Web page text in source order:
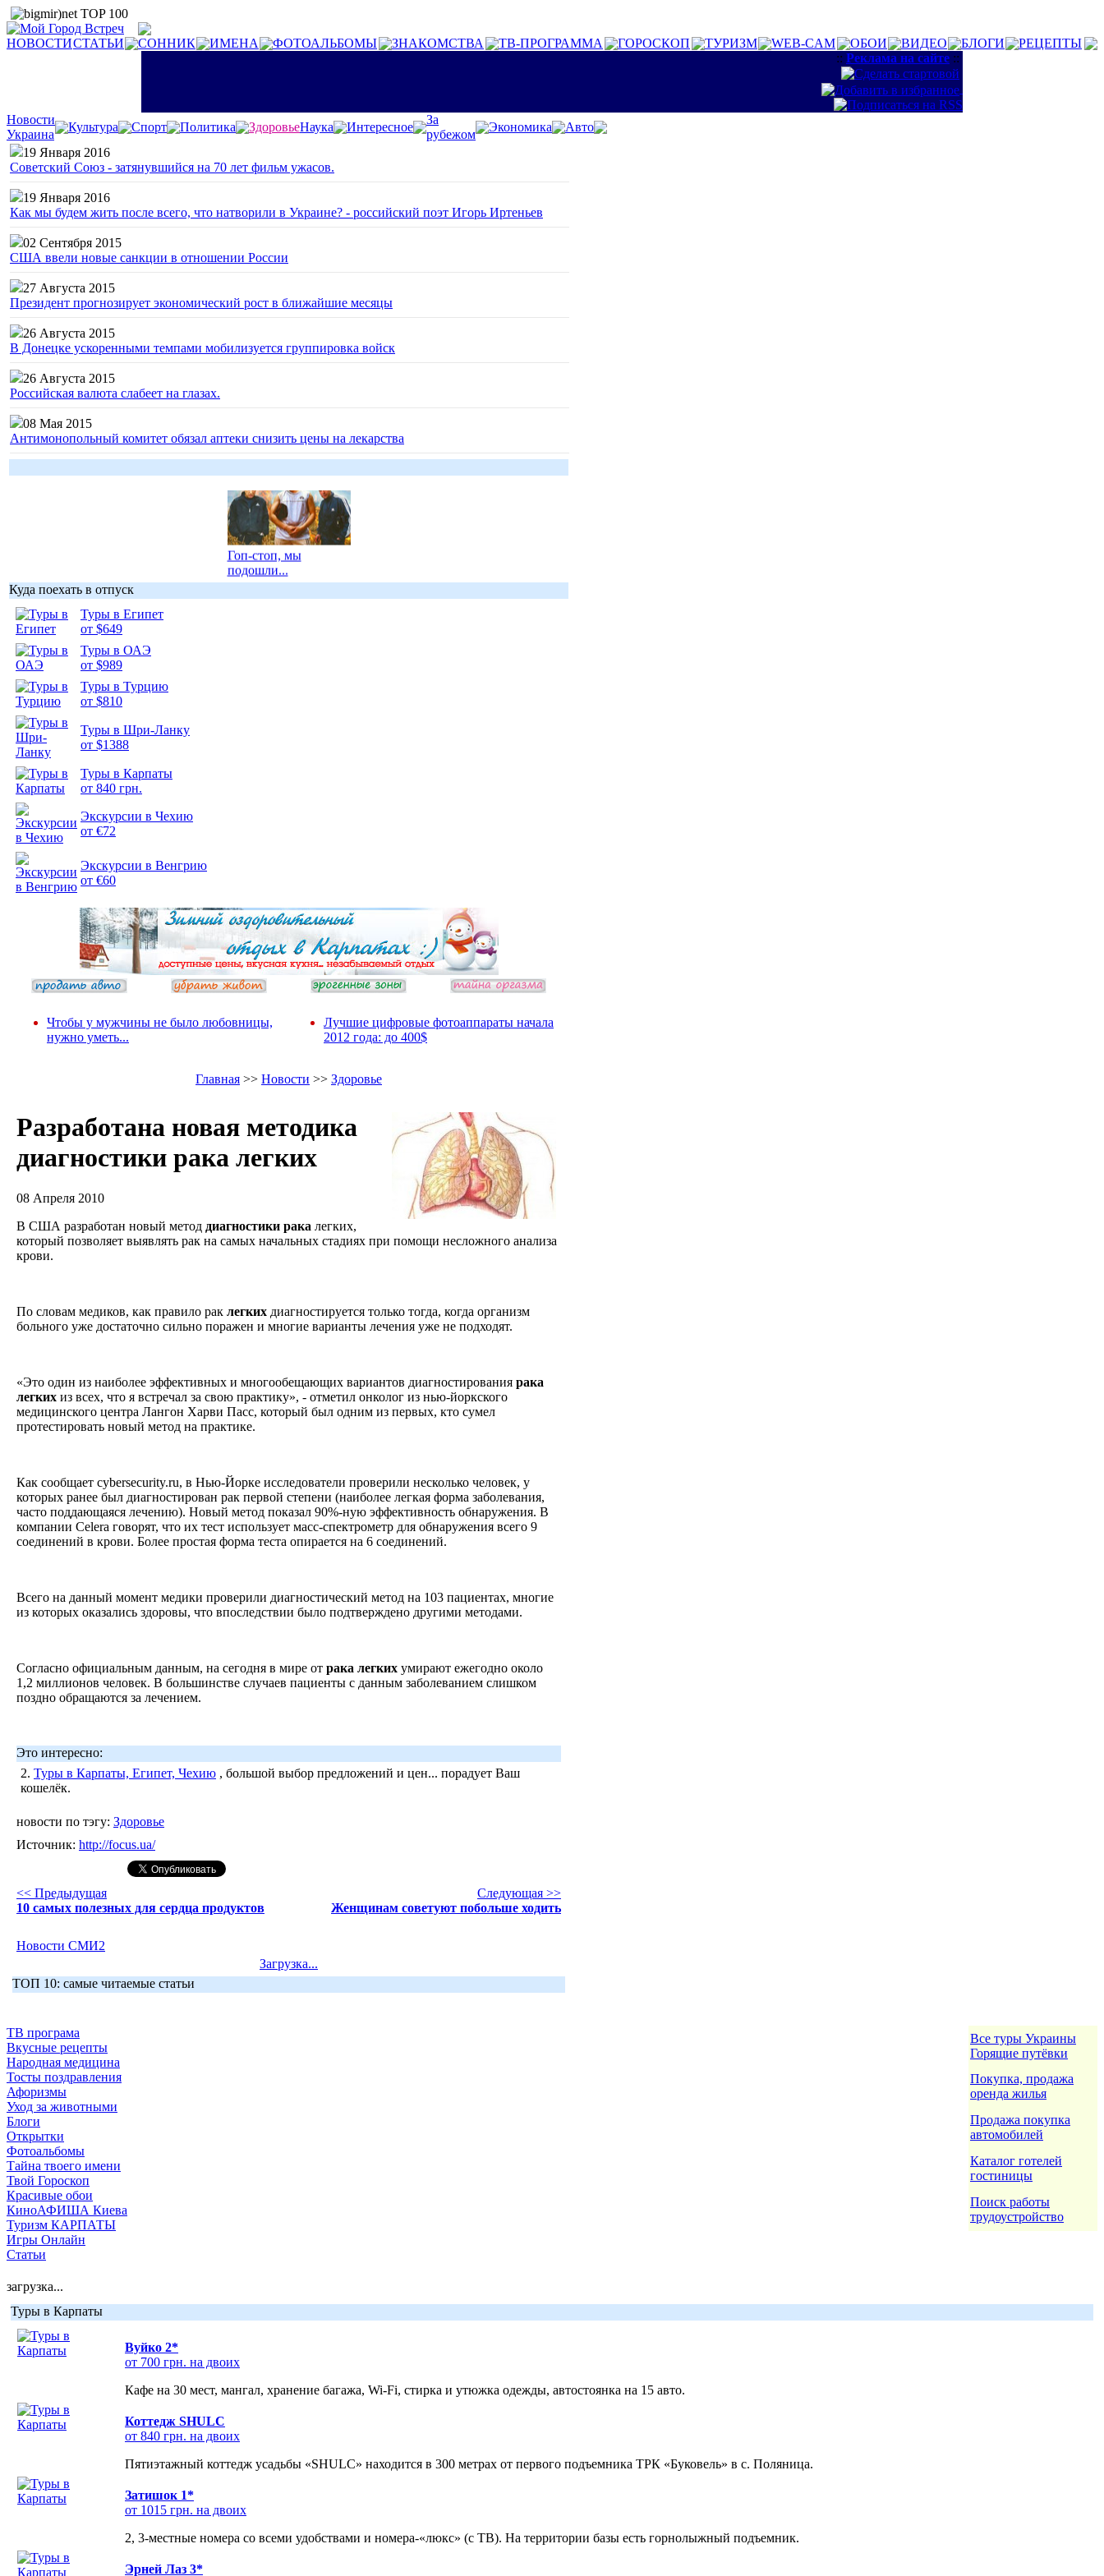
НОВОСТИСТАТЬИ СОННИК ИМЕНА ФОТОАЛЬБОМЫ ЗНАКОМСТВА ТВ-ПРОГРАММА ГОРОСКОП ТУРИЗМ WEB-CAM ОБОИ ВИДЕО БЛОГИ
РЕЦЕПТЫ
:: Реклама на сайте ::
Новости
Украина
Культура Спорт Политика ЗдоровьеНаука Интересное
За
рубежом
Экономика
Авто
19 Января 2016
Советский Союз - затянувшийся на 70 лет фильм ужасов.
19 Января 2016
Как мы будем жить после всего, что натворили в Украине? - российский поэт Игорь Иртеньев
02 Сентября 2015
США ввели новые санкции в отношении России
27 Августа 2015
Президент прогнозирует экономический рост в ближайшие месяцы
26 Августа 2015
В Донецке ускоренными темпами мобилизуется группировка войск
26 Августа 2015
Российская валюта слабеет на глазах.
08 Мая 2015
Антимонопольный комитет обязал аптеки снизить цены на лекарства
Гоп-стоп, мы
подошли...
Куда поехать в отпуск
Туры в Египет
от $649
Туры в ОАЭ
от $989
Туры в Турцию
от $810
Туры в Шри-Ланку
от $1388
Туры в Карпаты
от 840 грн.
Экскурсии в Чехию
от €72
Экскурсии в Венгрию
от €60
Чтобы у мужчины не было любовницы,
нужно уметь...
Лучшие цифровые фотоаппараты начала
2012 года: до 400$
Главная >> Новости >> Здоровье
Разработана новая методика
диагностики рака легких
08 Апреля 2010
В США разработан новый метод диагностики рака легких,
который позволяет выявлять рак на самых начальных стадиях при помощи несложного анализа
крови.
По словам медиков, как правило рак легких диагностируется только тогда, когда организм
больного уже достаточно сильно поражен и многие варианты лечения уже не подходят.
«Это один из наиболее эффективных и многообещающих вариантов диагностирования рака
легких из всех, что я встречал за свою практику», - отметил онколог из нью-йоркского
медицинского центра Лангон Харви Пасс, который был одним из первых, кто сумел
протестировать новый метод на практике.
Как сообщает cybersecurity.ru, в Нью-Йорке исследователи проверили несколько человек, у
которых ранее был диагностирован рак первой степени (наиболее легкая форма заболевания,
часто поддающаяся лечению). Новый метод показал 90%-ную эффективность обнаружения. В
компании Celera говорят, что их тест использует масс-спектрометр для обнаружения всего 9
соединений в крови. Более простая форма теста опирается на 6 соединений.
Всего на данный момент медики проверили диагностический метод на 103 пациентах, многие
из которых оказались здоровы, что впоследствии было подтверждено другими методами.
Согласно официальным данным, на сегодня в мире от рака легких умирают ежегодно около
1,2 миллионов человек. В большинстве случаев пациенты с данным заболеванием слишком
поздно обращаются за лечением.
Это интересно:
2. Туры в Карпаты, Египет, Чехию , большой выбор предложений и цен... порадует Ваш
кошелёк.
новости по тэгу: Здоровье
Источник: http://focus.ua/
<< Предыдущая
10 самых полезных для сердца продуктов
Следующая >>
Женщинам советуют побольше ходить
Новости СМИ2
Загрузка...
ТОП 10: самые читаемые статьи
ТВ програма
Вкусные рецепты
Народная медицина
Тосты поздравления
Афоризмы
Уход за животными
Блоги
Открытки
Фотоальбомы
Тайна твоего имени
Твой Гороскоп
Красивые обои
КиноАФИША Киева
Туризм КАРПАТЫ
Игры Онлайн
Статьи
Все туры Украины
Горящие путёвки
Покупка, продажа
оренда жилья
Продажа покупка
автомобилей
Каталог готелей
гостиницы
Поиск работы
трудоустройство
загрузка...
Туры в Карпаты
Вуйко 2*
от 700 грн. на двоих
Кафе на 30 мест, мангал, хранение багажа, Wi-Fi, стирка и утюжка одежды, автостоянка на 15 авто.
Коттедж SHULC
от 840 грн. на двоих
Пятиэтажный коттедж усадьбы «SHULC» находится в 300 метрах от первого подъемника ТРК «Буковель» в с. Поляница.
Затишок 1*
от 1015 грн. на двоих
2, 3-местные номера со всеми удобствами и номера-«люкс» (с ТВ). На территории базы есть горнолыжный подъемник.
Эрней Лаз 3*